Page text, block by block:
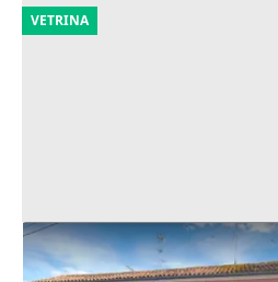
VETRINA
Asta Quota 1/6 di locale
commerciale e alloggio